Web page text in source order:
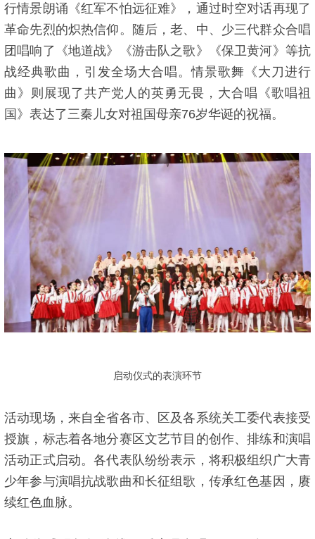
行情景朗诵《红军不怕远征难》，通过时空对话再现了
革命先烈的炽热信仰。随后，老、中、少三代群众合唱
团唱响了《地道战》《游击队之歌》《保卫黄河》等抗
战经典歌曲，引发全场大合唱。情景歌舞《大刀进行
曲》则展现了共产党人的英勇无畏，大合唱《歌唱祖
国》表达了三秦儿女对祖国母亲76岁华诞的祝福。
启动仪式的表演环节
活动现场，来自全省各市、区及各系统关工委代表接受
授旗，标志着各地分赛区文艺节目的创作、排练和演唱
活动正式启动。各代表队纷纷表示，将积极组织广大青
少年参与演唱抗战歌曲和长征组歌，传承红色基因，赓
续红色血脉。